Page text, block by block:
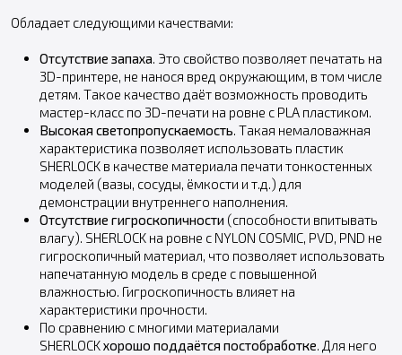
Обладает следующими качествами:
Отсутствие запаха. Это свойство позволяет печатать на
3D-принтере, не нанося вред окружающим, в том числе
детям. Такое качество даёт возможность проводить
мастер-класс по 3D-печати на ровне с PLA пластиком.
Высокая светопропускаемость. Такая немаловажная
характеристика позволяет использовать пластик
SHERLOCK в качестве материала печати тонкостенных
моделей (вазы, сосуды, ёмкости и т.д.) для
демонстрации внутреннего наполнения.
Отсутствие гигроскопичности (способности впитывать
влагу). SHERLOCK на ровне с NYLON COSMIC, PVD, PND не
гигроскопичный материал, что позволяет использовать
напечатанную модель в среде с повышенной
влажностью. Гигроскопичность влияет на
характеристики прочности.
По сравнению с многими материалами
SHERLOCKхорошо поддаётся постобработке. Для него